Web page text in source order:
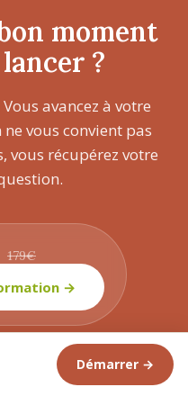
moment
?
avancez à votre
vous convient pas
vous récupérez votre
179€
→
qui captivent les enfants
Démarrer →